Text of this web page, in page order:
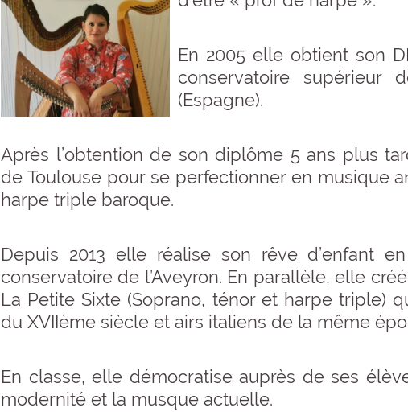
En 2005 elle obtient son
conservatoire supérieur
(Espagne).
Après l’obtention de son diplôme 5 ans plus
de Toulouse pour se perfectionner en musique
harpe triple baroque.
Depuis 2013 elle réalise son rêve d’enfant
conservatoire de l’Aveyron. En parallèle, elle
La Petite Sixte (Soprano, ténor et harpe triple)
du XVIIème siècle et airs italiens de la même
En classe, elle démocratise auprès de ses
modernité et la musque actuelle.